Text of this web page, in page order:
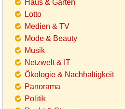
Haus & Garten
Lotto
Medien & TV
Mode & Beauty
Musik
Netzwelt & IT
Ökologie & Nachhaltigkeit
Panorama
Politik